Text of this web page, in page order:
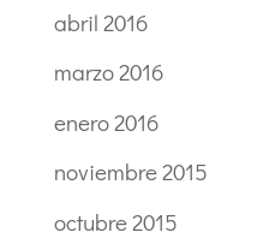
abril 2016
marzo 2016
enero 2016
noviembre 2015
octubre 2015